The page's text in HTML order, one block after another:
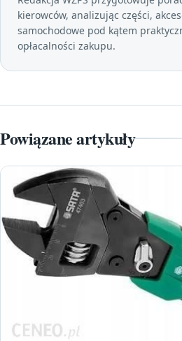
kierowców, analizując części,
samochodowe pod kątem
opłacalności zakupu.
Powiązane artykuły